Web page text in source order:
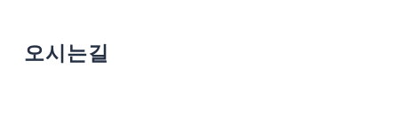
오시는길